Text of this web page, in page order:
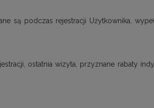
są podczas rejestracji Użytkownika,
ostatnia wizyta, przyznane rabaty